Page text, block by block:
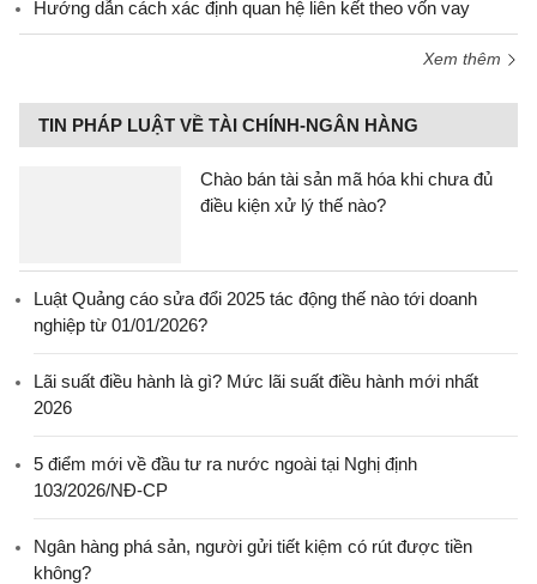
Hướng dẫn cách xác định quan hệ liên kết theo vốn vay
Xem thêm
TIN PHÁP LUẬT VỀ TÀI CHÍNH-NGÂN HÀNG
Chào bán tài sản mã hóa khi chưa đủ
điều kiện xử lý thế nào?
Luật Quảng cáo sửa đổi 2025 tác động thế nào tới doanh
nghiệp từ 01/01/2026?
Lãi suất điều hành là gì? Mức lãi suất điều hành mới nhất
2026
5 điểm mới về đầu tư ra nước ngoài tại Nghị định
103/2026/NĐ-CP
Ngân hàng phá sản, người gửi tiết kiệm có rút được tiền
không?